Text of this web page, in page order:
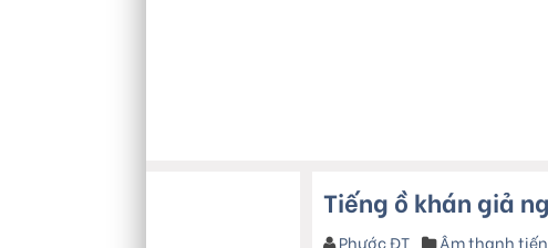
Tiếng ồ khán giả
Phước ĐT Âm thanh